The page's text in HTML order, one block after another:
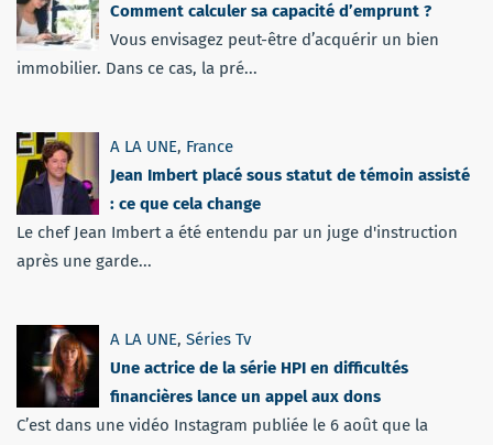
Comment calculer sa capacité d’emprunt ?
Vous envisagez peut-être d’acquérir un bien
immobilier. Dans ce cas, la pré...
A LA UNE, France
Jean Imbert placé sous statut de témoin assisté
: ce que cela change
Le chef Jean Imbert a été entendu par un juge d'instruction
après une garde...
A LA UNE, Séries Tv
Une actrice de la série HPI en difficultés
financières lance un appel aux dons
C’est dans une vidéo Instagram publiée le 6 août que la